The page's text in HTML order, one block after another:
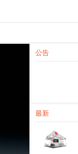
公告
最新